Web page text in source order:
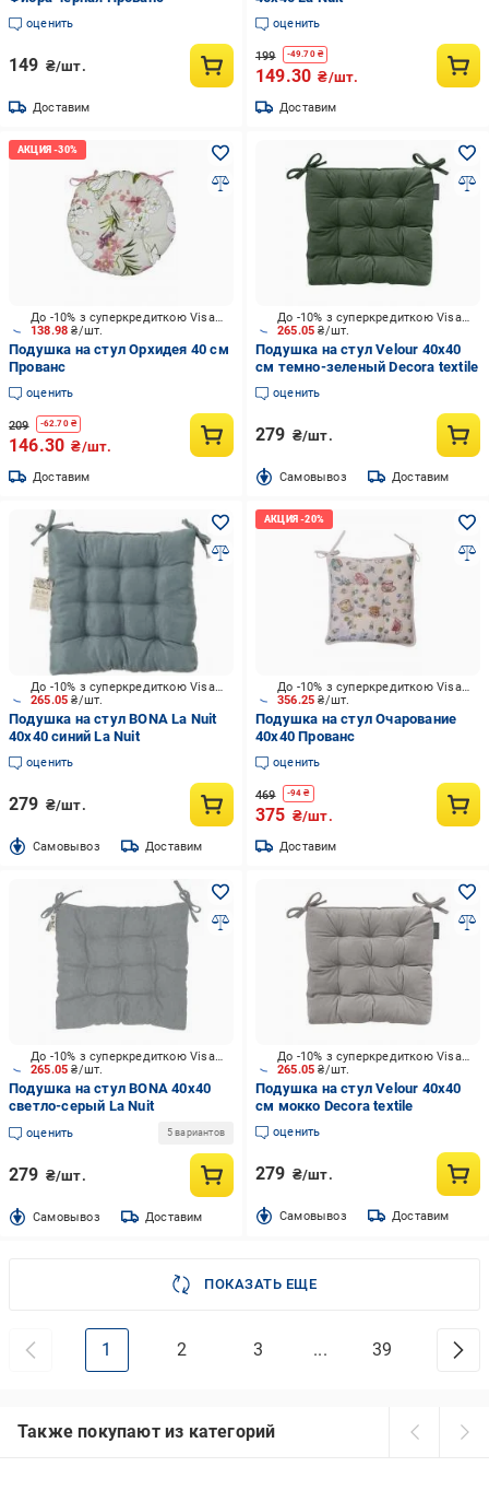
оценить
149 ₴/шт.
Доставим
оценить
199 -49.70₴
149.30 ₴/шт.
Доставим
138.98₴/шт.
До -10% з суперкредиткою Visa Вигода
Подушка на стул Орхидея 40 см
Прованс
оценить
209 -62.70₴
146.30 ₴/шт.
Доставим
265.05₴/шт.
До -10% з суперкредиткою Visa Вигода
Подушка на стул Velour 40х40
см темно-зеленый Decora textile
оценить
279 ₴/шт.
Cамовывоз Доставим
265.05₴/шт.
До -10% з суперкредиткою Visa Вигода
Подушка на стул BONA La Nuit
40х40 синий La Nuit
оценить
279 ₴/шт.
Cамовывоз Доставим
356.25₴/шт.
До -10% з суперкредиткою Visa Вигода
Подушка на стул Очарование
40х40 Прованс
оценить
469 -94 ₴
375 ₴/шт.
Доставим
265.05₴/шт.
До -10% з суперкредиткою Visa Вигода
Подушка на стул BONA 40х40
светло-серый La Nuit
оценить 5 вариантов
279 ₴/шт.
Cамовывоз Доставим
265.05₴/шт.
До -10% з суперкредиткою Visa Вигода
Подушка на стул Velour 40х40
см мокко Decora textile
оценить
279 ₴/шт.
Cамовывоз Доставим
ПОКАЗАТЬ ЕЩЕ
1 2 3 ... 39
Также покупают из категорий